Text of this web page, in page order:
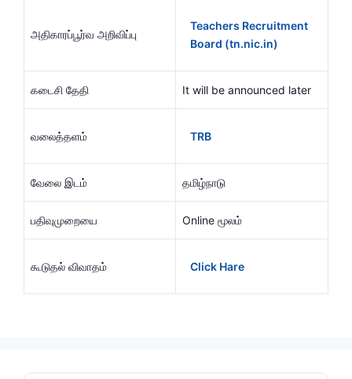
அதிகாரப்பூர்வ அறிவிப்பு
Teachers Recruitment
Board (tn.nic.in)
கடைசி தேதி It will be announced later
வலைத்தளம் TRB
வேலை இடம் தமிழ்நாடு
பதிவுமுறையை Online மூலம்
கூடுதல் விவாதம் Click Hare